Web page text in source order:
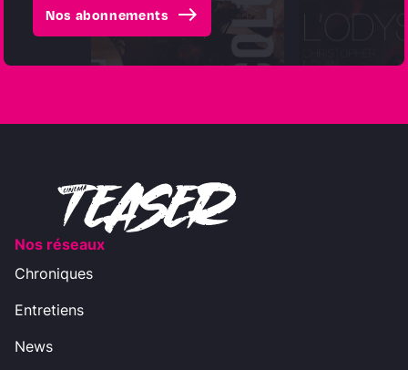
Nos abonnements east
Nos réseaux
Chroniques
Entretiens
News